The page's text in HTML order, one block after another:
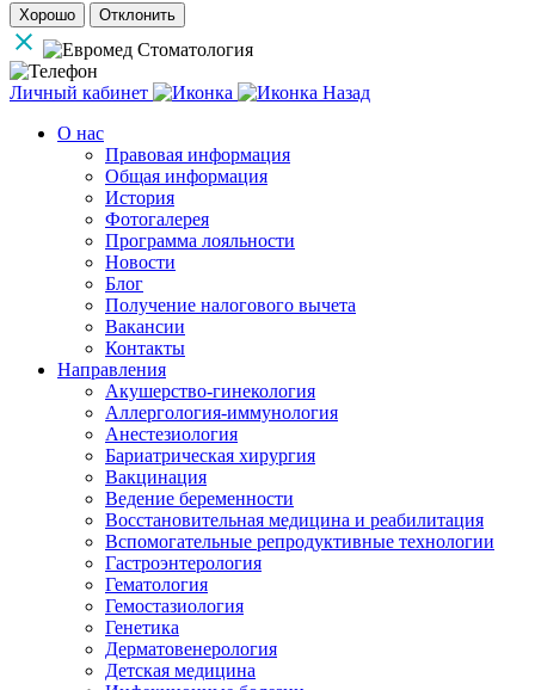
Хорошо Отклонить
Личный кабинет
Назад
О нас
Правовая информация
Общая информация
История
Фотогалерея
Программа лояльности
Новости
Блог
Получение налогового вычета
Вакансии
Контакты
Направления
Акушерство-гинекология
Аллергология-иммунология
Анестезиология
Бариатрическая хирургия
Вакцинация
Ведение беременности
Восстановительная медицина и реабилитация
Вспомогательные репродуктивные технологии
Гастроэнтерология
Гематология
Гемостазиология
Генетика
Дерматовенерология
Детская медицина